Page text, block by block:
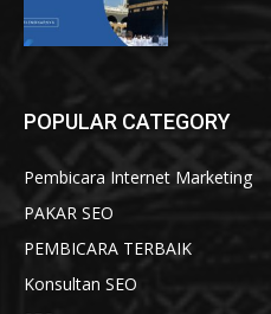
POPULAR CATEGORY
Pembicara Internet Marketing
PAKAR SEO
PEMBICARA TERBAIK
Konsultan SEO